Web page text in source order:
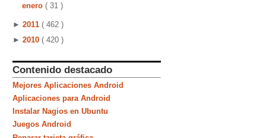
enero ( 31 )
► 2011 ( 462 )
► 2010 ( 420 )
Contenido destacado
Mejores Aplicaciones Android
Aplicaciones para Android
Instalar Nagios en Ubuntu
Juegos Android